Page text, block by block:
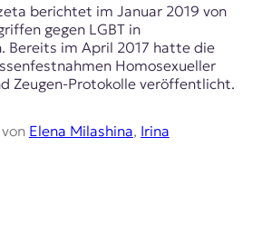
berichtet im Januar 2019 von
gegen LGBT in
Bereits im April 2017 hatte die
Homosexueller
Zeugen-Protokolle veröffentlicht.
von Elena Milashina, Irina